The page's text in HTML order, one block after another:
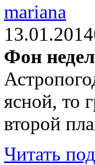
mariana
13.01.2014
Фон
ясной, то
второй
Читать